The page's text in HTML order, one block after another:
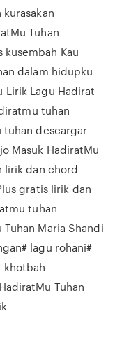
Tuhan
kusembah Kau
dalam hidupku
Lirik Lagu Hadirat
tuhan
tuhan descargar
Masuk HadiratMu
lirik dan chord
gratis lirik dan
tuhan
Maria Shandi
lagu rohani#
khotbah
Tuhan